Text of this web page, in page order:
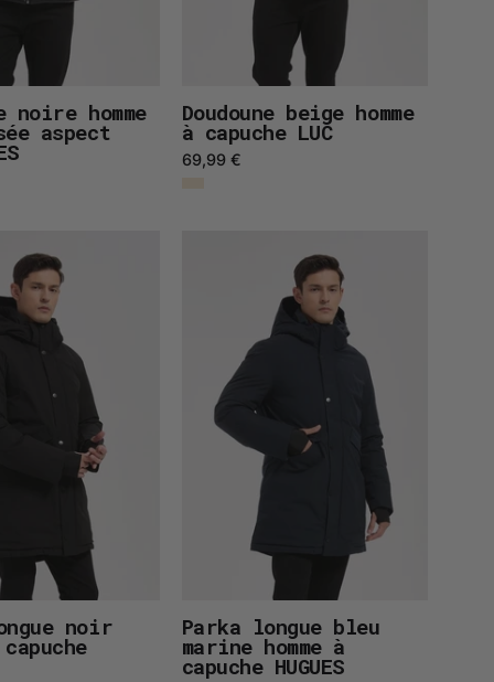
noire homme
aspect
Doudoune beige homme
à capuche LUC
69,99 €
longue
noir
homme
à
capuche
HUGUES
noir
capuche
longue
bleu
marine
homme
capuche
HUGUES
Parka longue bleu
marine homme à
capuche HUGUES